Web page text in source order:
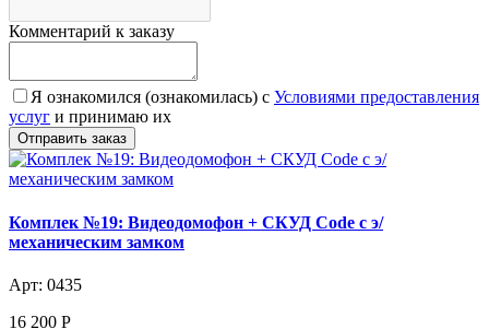
Комментарий к заказу
Я ознакомился (ознакомилась) с Условиями предоставления
услуг и принимаю их
Комплек №19: Видеодомофон + СКУД Code с э/
механическим замком
Арт: 0435
16 200 Р